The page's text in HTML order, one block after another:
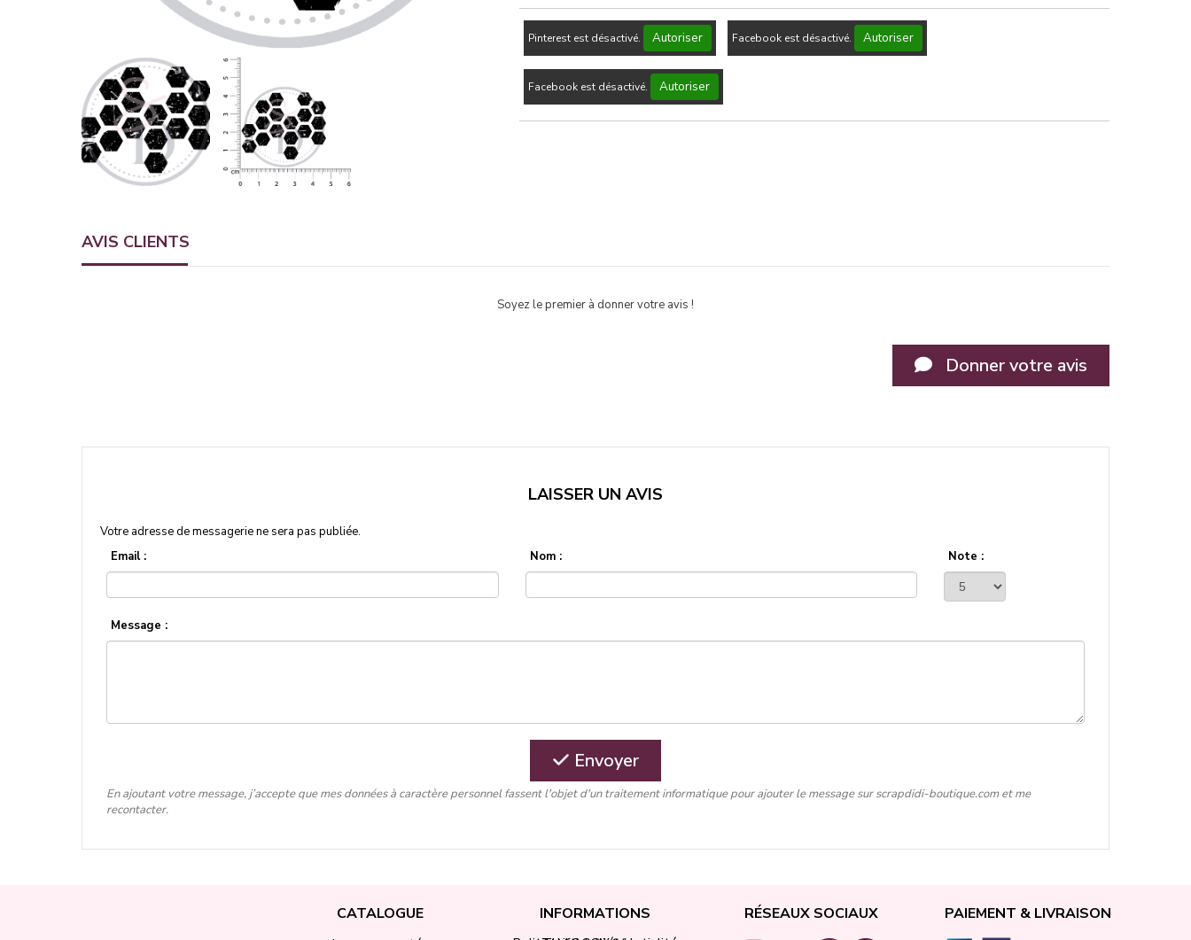
Pinterest est désactivé. Autoriser Facebook est désactivé. Autoriser
Facebook est désactivé. Autoriser
AVIS CLIENTS
Soyez le premier à donner votre avis !
Donner votre avis
LAISSER UN AVIS
Votre adresse de messagerie ne sera pas publiée.
Email :
Nom : Note :
Message :
Envoyer
En ajoutant votre message, j’accepte que mes données à caractère personnel fassent l'objet d'un traitement informatique pour ajouter le message sur scrapdidi-boutique.com et me
recontacter.
CATALOGUE INFORMATIONS RÉSEAUX SOCIAUX PAIEMENT & LIVRAISON